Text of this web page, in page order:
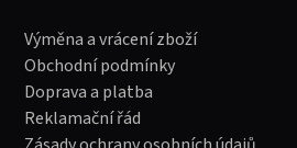
Výměna a vrácení zboží
Obchodní podmínky
Doprava a platba
Reklamační řád